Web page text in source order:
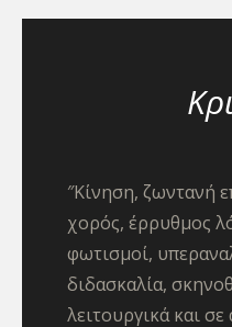
″Κίνηση, ζωντανή
χορός, έρρυθμος
φωτισμοί,
διδασκαλία,
λειτουργικά και